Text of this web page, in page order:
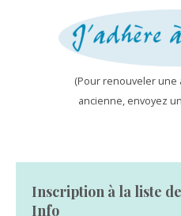
(Pour renouveler une
ancienne, envoyez
Inscription à la liste
Info